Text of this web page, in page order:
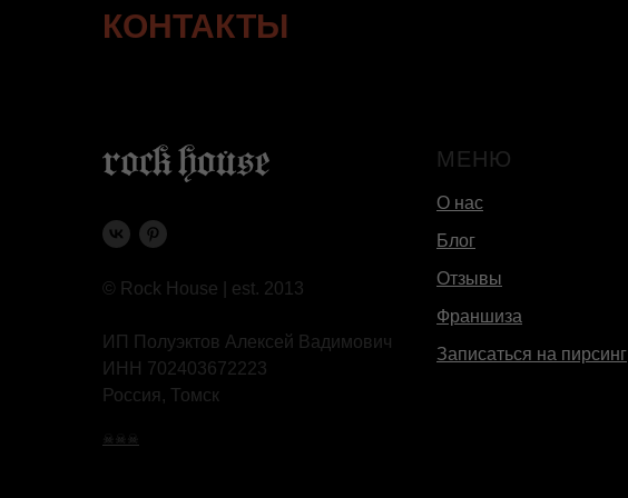
КОНТАКТЫ
© Rock House | est. 2013
ИП Полуэктов Алексей Вадимович
ИНН 702403672223
Россия, Томск
☠☠☠
МЕНЮ
О нас
Блог
Отзывы
Франшиза
Записаться на пирсинг